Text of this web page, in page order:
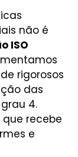
não é
ISO
rigorosos
das
4.
recebe
e